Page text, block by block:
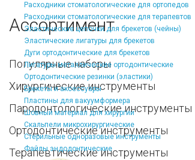
Расходники стоматологические для ортопедов
Расходники стоматологические для терапевтов
Эластические цепочки для брекетов (чейны)
Эластические лигатуры для брекетов
Дуги ортодонтические для брекетов
Лигатуры металлические ортодонтические
Ортодонтические резинки (эластики)
Брекеты и аксессуары
Пластины для вакуумформера
Шовный материал для хирургии
Скальпели микрохирургические
Стерильные одноразовые инструменты
Файлы эндодонтические
Ассортимент
Популярные наборы
Хирургические инструменты
Пародонтологические инструменты
Ортодонтические инструменты
Терапевтические инструменты